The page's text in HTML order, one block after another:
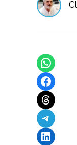
Share on
Share on
Share on Threads
Share on
Share on